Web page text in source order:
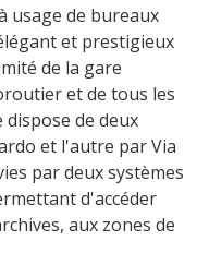
usage de bureaux
et prestigieux
de la gare
et de tous les
de deux
et l'autre par Via
par deux systèmes
d'accéder
aux zones de